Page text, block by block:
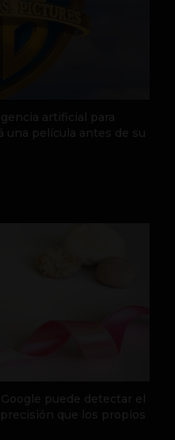
artificial para
una película antes de su
puede detectar el
que los propios